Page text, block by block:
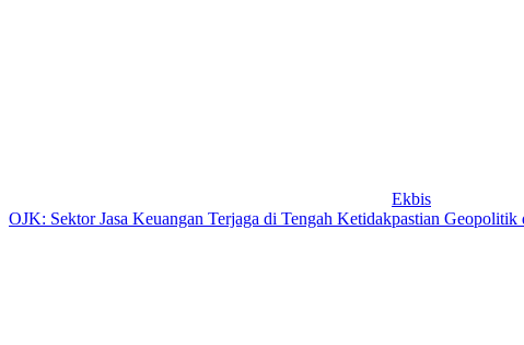
Ekbis
OJK: Sektor Jasa Keuangan Terjaga di Tengah Ketidakpastian Geopolitik